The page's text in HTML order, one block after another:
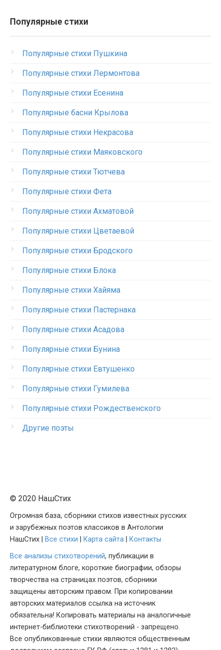
Популярные стихи
Популярные стихи Пушкина
Популярные стихи Лермонтова
Популярные стихи Есенина
Популярные басни Крылова
Популярные стихи Некрасова
Популярные стихи Маяковского
Популярные стихи Тютчева
Популярные стихи Фета
Популярные стихи Ахматовой
Популярные стихи Цветаевой
Популярные стихи Бродского
Популярные стихи Блока
Популярные стихи Хайяма
Популярные стихи Пастернака
Популярные стихи Асадова
Популярные стихи Бунина
Популярные стихи Евтушенко
Популярные стихи Гумилева
Популярные стихи Рождественского
Другие поэты
© 2020 НашСтих
Огромная база, сборники стихов известных русских
и зарубежных поэтов классиков в Антологии
НашСтих |
Все стихи Карта сайта
Контакты
Все анализы стихотворений, публикации в
литературном блоге, короткие биографии, обзоры
творчества на страницах поэтов, сборники
защищены авторским правом. При копировании
авторских материалов ссылка на источник
обязательна! Копировать материалы на аналогичные
интернет-библиотеки стихотворений - запрещено.
Все опубликованные стихи являются общественным